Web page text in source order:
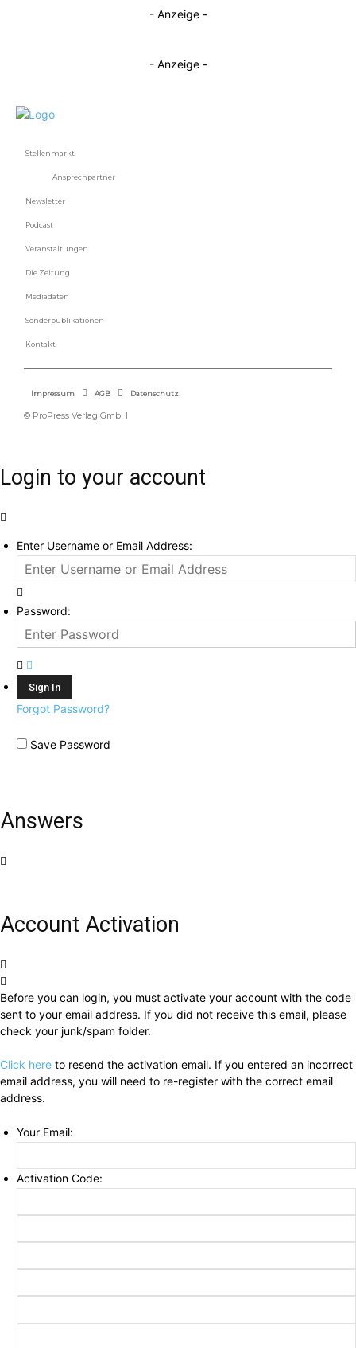
- Anzeige -
- Anzeige -
Stellenmarkt
Ansprechpartner
Newsletter
Podcast
Veranstaltungen
Die Zeitung
Mediadaten
Sonderpublikationen
Kontakt
Impressum AGB Datenschutz
© ProPress Verlag GmbH
Login to your account
Enter Username or Email Address:
Password:
Forgot Password?
Save Password
Answers
Account Activation
Before you can login, you must activate your account with the code
sent to your email address. If you did not receive this email, please
check your junk/spam folder.
Click here to resend the activation email. If you entered an incorrect
email address, you will need to re-register with the correct email
address.
Your Email:
Activation Code: